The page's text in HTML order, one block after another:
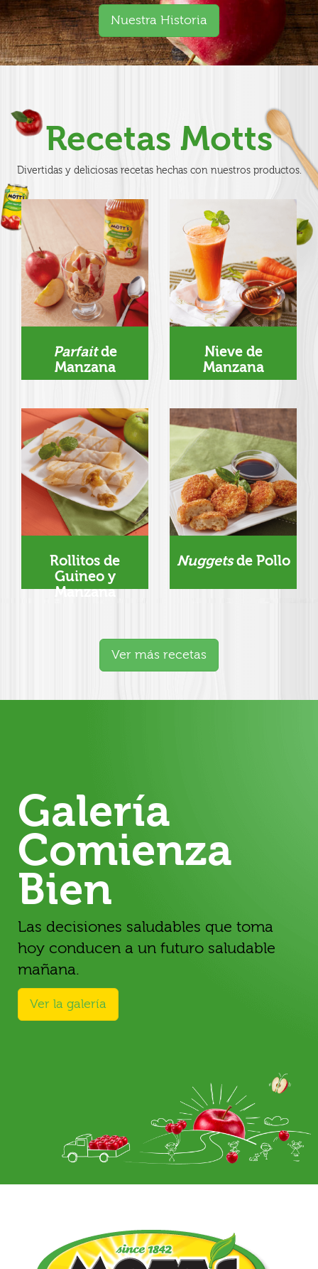
Nuestra Historia
Recetas Motts
Divertidas y deliciosas recetas hechas con nuestros productos.
Parfaitde
Manzana
Nieve de
Manzana
Rollitos de
Guineo y
Manzana
Nuggetsde Pollo
Ver más recetas
Galería
Comienza
Bien
Las decisiones saludables que toma
hoy conducen a un futuro saludable
mañana.
Ver la galería